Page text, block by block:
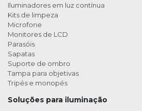
Iluminadores em luz contínua
Kits de limpeza
Microfone
Monitores de LCD
Parasóis
Sapatas
Suporte de ombro
Tampa para objetivas
Tripés e monopés
Soluções para iluminação